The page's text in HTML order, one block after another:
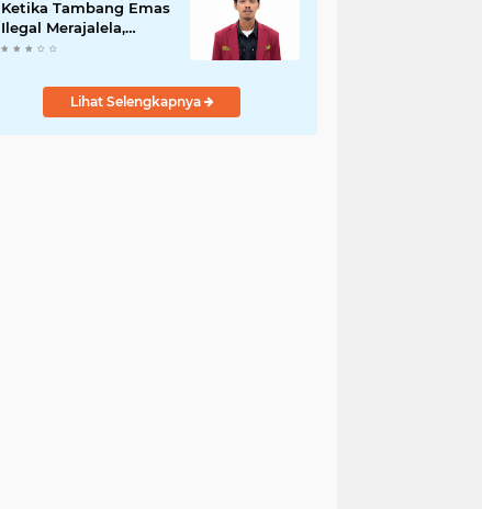
Ketika Tambang Emas
Ilegal Merajalela,
Negara Seolah
Lihat Selengkapnya